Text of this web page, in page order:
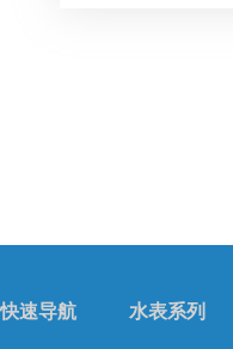
快速导航 水表系列